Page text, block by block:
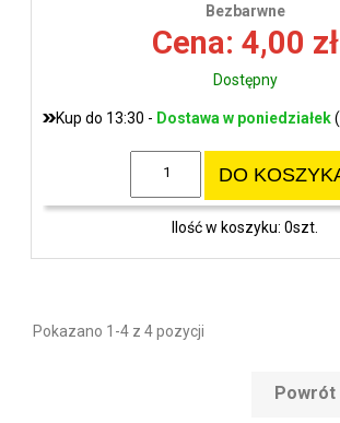
Bezbarwne
Cena: 4,00 zł
Dostępny
Kup do 13:30 - Dostawa w poniedziałek
DO
Ilość w koszyku: 0szt.
Pokazano 1-4 z 4 pozycji